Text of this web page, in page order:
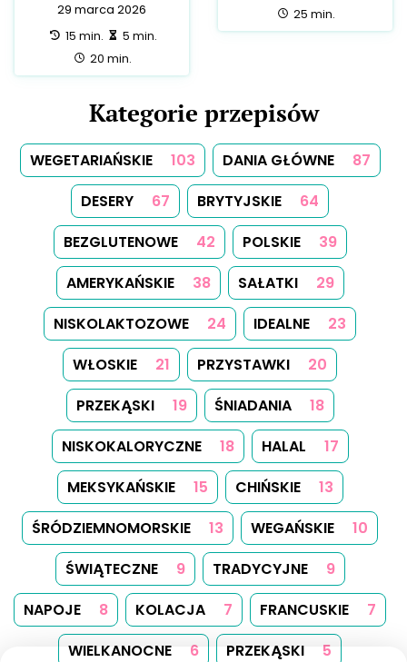
29 marca 2026
przygotowanie:
15 min. zrobienie:
5 min.
całość:
20 min.
całość:
25 min.
Kategorie przepisów
WEGETARIAŃSKIE 103 DANIA GŁÓWNE
87
DESERY
67 BRYTYJSKIE
64
BEZGLUTENOWE
42 POLSKIE
39
AMERYKAŃSKIE
38 SAŁATKI
29
NISKOLAKTOZOWE
24 IDEALNE
23
WŁOSKIE
21 PRZYSTAWKI
20
PRZEKĄSKI
19 ŚNIADANIA
18
NISKOKALORYCZNE
18 HALAL
17
MEKSYKAŃSKIE
15 CHIŃSKIE
13
ŚRÓDZIEMNOMORSKIE
13 WEGAŃSKIE
10
ŚWIĄTECZNE
9 TRADYCYJNE
9
NAPOJE
8 KOLACJA 7 FRANCUSKIE
7
WIELKANOCNE
6 PRZEKĄSKI
5